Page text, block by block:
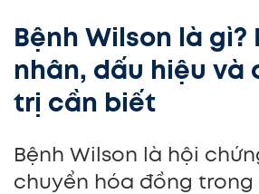
Bệnh Wilson là gì?
nhân, dấu hiệu và
trị cần biết
Bệnh Wilson là hội
chuyển hóa đồng